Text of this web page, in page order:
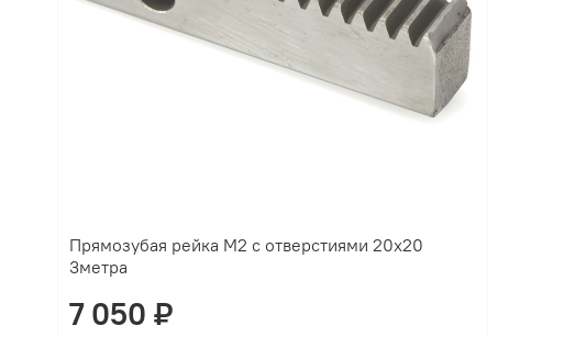
Прямозубая рейка М2 с отверстиями 20х20
3метра
7 050 ₽